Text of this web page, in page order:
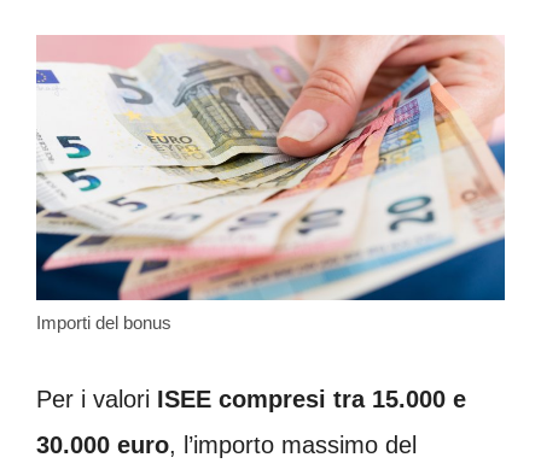
Importi del bonus
Per i valori ISEE compresi tra 15.000 e
30.000 euro, l’importo massimo del